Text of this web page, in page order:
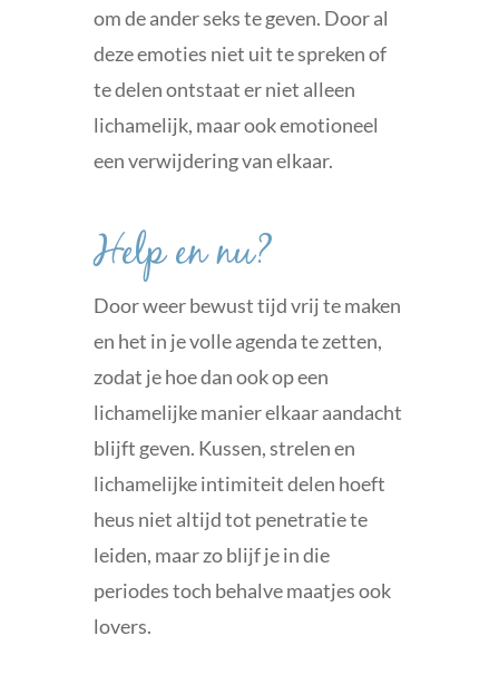
om de ander seks te geven. Door al
deze emoties niet uit te spreken of
te delen ontstaat er niet alleen
lichamelijk, maar ook emotioneel
een verwijdering van elkaar.
Help en nu?
Door weer bewust tijd vrij te maken
en het in je volle agenda te zetten,
zodat je hoe dan ook op een
lichamelijke manier elkaar aandacht
blijft geven. Kussen, strelen en
lichamelijke intimiteit delen hoeft
heus niet altijd tot penetratie te
leiden, maar zo blijf je in die
periodes toch behalve maatjes ook
lovers.